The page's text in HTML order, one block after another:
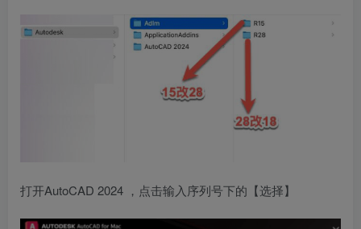
打开AutoCAD 2024 ，点击输入序列号下的【选择】